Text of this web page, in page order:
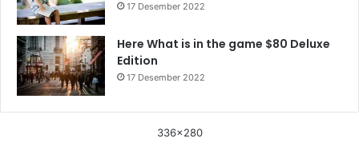
17 Desember 2022
Here What is in the game $80 Deluxe
Edition
17 Desember 2022
336x280